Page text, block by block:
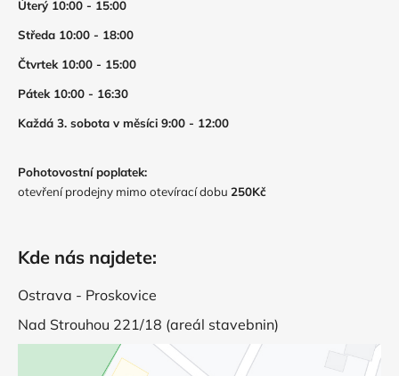
Úterý 10:00 - 15:00
Středa 10:00 - 18:00
Čtvrtek 10:00 - 15:00
Pátek 10:00 - 16:30
Každá 3. sobota v měsíci 9:00 - 12:00
Pohotovostní poplatek:
otevření prodejny mimo otevírací dobu 250Kč
Kde nás najdete:
Ostrava - Proskovice
Nad Strouhou 221/18 (areál stavebnin)